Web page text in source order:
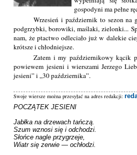
gospodyni ma pełne
Wrzesień i październik to sezon na
podgrzybki, borowiki, maślaki, zielonki...
nam, że ptactwo odleciało już w dalekie
krótsze i chłodniejsze.
Zatem i my październikowy kącik
powiewem jesieni i wierszami Jerzego
jesieni” i „30 października”.
Swoje wiersze można przesyłać na adres redakcji:
POCZĄTEK JESIENI
Jabłka na drzewach tańczą.
Szum wznosi się i odchodzi.
Słońce nagle przygrzeje,
Wiatr się zerwie — ochłodzi.